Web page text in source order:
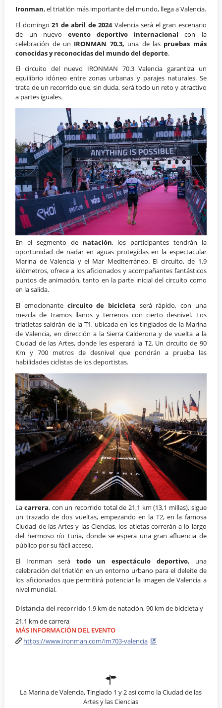
Ironman, el triatlón más importante del mundo, llega a Valencia.
El domingo21 de abril de 2024Valencia será el gran escenario
de un nuevo evento deportivo internacional con la
celebración de un IRONMAN 70.3, una de las pruebas más
conocidas y reconocidas del mundo del deporte.
El circuito del nuevo IRONMAN 70.3 Valencia garantiza un
equilibrio idóneo entre zonas urbanas y parajes naturales. Se
trata de un recorrido que, sin duda, será todo un reto y atractivo
a partes iguales.
En el segmento de natación, los participantes tendrán la
oportunidad de nadar en aguas protegidas en la espectacular
Marina de Valencia y el Mar Mediterráneo. El circuito, de 1,9
kilómetros, ofrece a los aficionados y acompañantes fantásticos
puntos de animación, tanto en la parte inicial del circuito como
en la salida.
El emocionante circuito de bicicleta será rápido, con una
mezcla de tramos llanos y terrenos con cierto desnivel. Los
triatletas saldrán de la T1, ubicada en los tinglados de la Marina
de Valencia, en dirección a la Sierra Calderona y de vuelta a la
Ciudad de las Artes, donde les esperará la T2. Un circuito de 90
Km y 700 metros de desnivel que pondrán a prueba las
habilidades ciclistas de los deportistas.
Lacarrera, con un recorrido total de 21,1 km (13,1 millas), sigue
un trazado de dos vueltas, empezando en la T2, en la famosa
Ciudad de las Artes y las Ciencias, los atletas correrán a lo largo
del hermoso río Turia, donde se espera una gran afluencia de
público por su fácil acceso.
El Ironman será todo un espectáculo deportivo, una
celebración del triatlón en un entorno urbano para el deleite de
los aficionados que permitirá potenciar la imagen de Valencia a
nivel mundial.
Distancia del recorrido 1,9 km de natación, 90 km de bicicleta y
21,1 km de carrera
MÁS INFORMACIÓN DEL EVENTO
https://www.ironman.com/im703-valencia
La Marina de Valencia, Tinglado 1 y 2 así como la Ciudad de las
Artes y las Ciencias